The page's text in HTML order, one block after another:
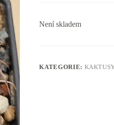
Není skladem
KATEGORIE: